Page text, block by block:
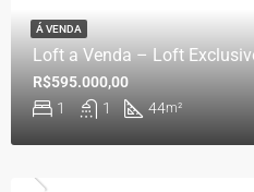
Loft a Venda – Loft
1 1 44m²
R$595.000,00
Á VENDA